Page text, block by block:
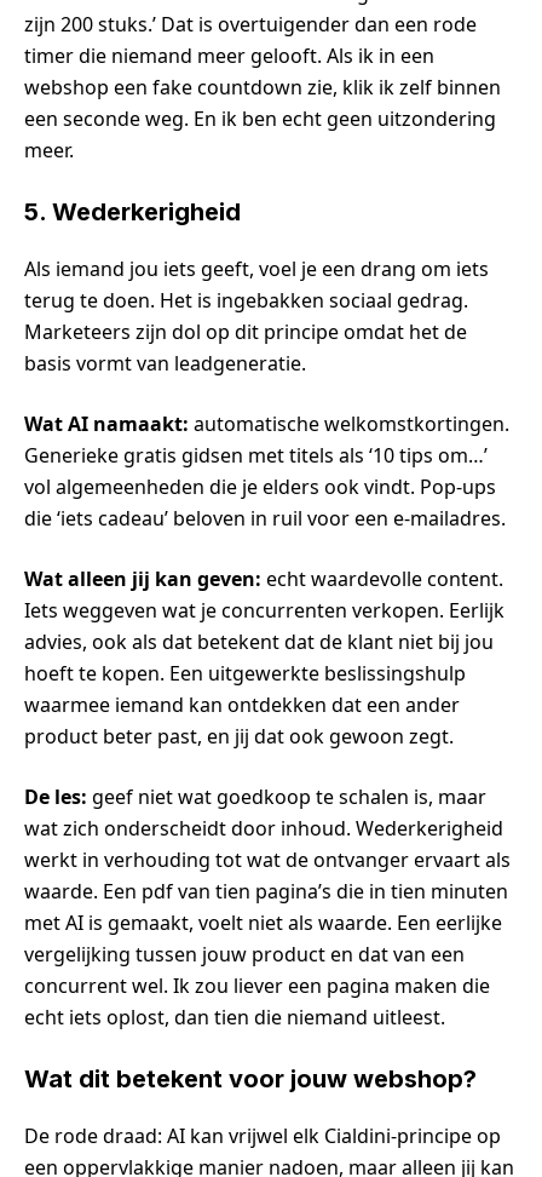
zijn 200 stuks.’ Dat is overtuigender dan een rode
timer die niemand meer gelooft. Als ik in een
webshop een fake countdown zie, klik ik zelf binnen
een seconde weg. En ik ben echt geen uitzondering
meer.
5. Wederkerigheid
Als iemand jou iets geeft, voel je een drang om iets
terug te doen. Het is ingebakken sociaal gedrag.
Marketeers zijn dol op dit principe omdat het de
basis vormt van leadgeneratie.
Wat AI namaakt: automatische welkomstkortingen.
Generieke gratis gidsen met titels als ‘10 tips om…’
vol algemeenheden die je elders ook vindt. Pop-ups
die ‘iets cadeau’ beloven in ruil voor een e-mailadres.
Wat alleen jij kan geven: echt waardevolle content.
Iets weggeven wat je concurrenten verkopen. Eerlijk
advies, ook als dat betekent dat de klant niet bij jou
hoeft te kopen. Een uitgewerkte beslissingshulp
waarmee iemand kan ontdekken dat een ander
product beter past, en jij dat ook gewoon zegt.
De les: geef niet wat goedkoop te schalen is, maar
wat zich onderscheidt door inhoud. Wederkerigheid
werkt in verhouding tot wat de ontvanger ervaart als
waarde. Een pdf van tien pagina’s die in tien minuten
met AI is gemaakt, voelt niet als waarde. Een eerlijke
vergelijking tussen jouw product en dat van een
concurrent wel. Ik zou liever een pagina maken die
echt iets oplost, dan tien die niemand uitleest.
Wat dit betekent voor jouw webshop?
De rode draad: AI kan vrijwel elk Cialdini-principe op
een oppervlakkige manier nadoen, maar alleen jij kan